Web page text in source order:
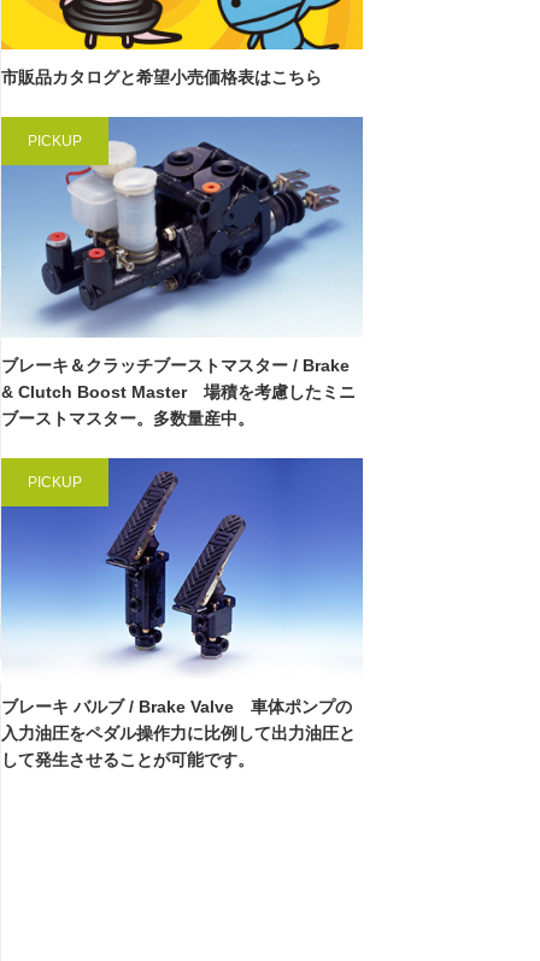
市販品カタログと希望小売価格表はこちら
PICKUP
ブレーキ＆クラッチブーストマスター / Brake
& Clutch Boost Master 場積を考慮したミニ
ブーストマスター。多数量産中。
PICKUP
ブレーキ バルブ / Brake Valve 車体ポンプの
入力油圧をペダル操作力に比例して出力油圧と
して発生させることが可能です。